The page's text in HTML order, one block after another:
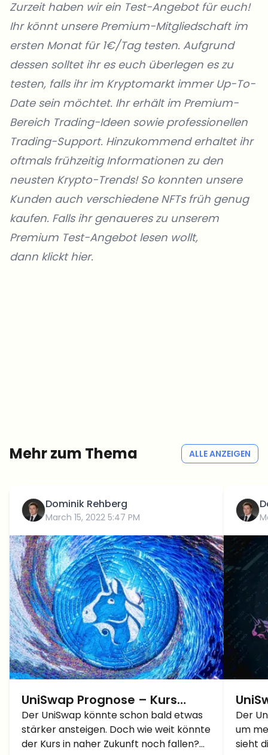
Zurzeit haben wir ein Test-Angebot für euch!
Ihr könnt unsere Premium-Mitgliedschaft im
ersten Monat für 1€/Tag testen. Aufgrund
dessen solltet ihr es euch überlegen es zu
testen, falls ihr im Kryptomarkt immer Up-To-
Date sein möchtet. Ihr erhält im Premium-
Bereich Trading-Ideen sowie professionellen
Trading-Support. Hinzukommend erhaltet ihr
oftmals frühzeitig Informationen zu den
neusten Krypto-Trends! So konnten unsere
Kunden auch verschiedene NFTs früh genug
kaufen. Falls ihr genaueres zu unserem
Premium Test-Angebot lesen wollt,
dann klickt hier.
Mehr zum Thema ALLE ANZEIGEN
Dominik Rehberg
March 15, 2022 5:47 PM
UniSwap Prognose – Kurs
könnte schon bald stärker
ansteigen!
Der UniSwap könnte schon bald etwas
stärker ansteigen. Doch wie weit könnte
der Kurs in naher Zukunft noch fallen?
tief
Der
um
sieht